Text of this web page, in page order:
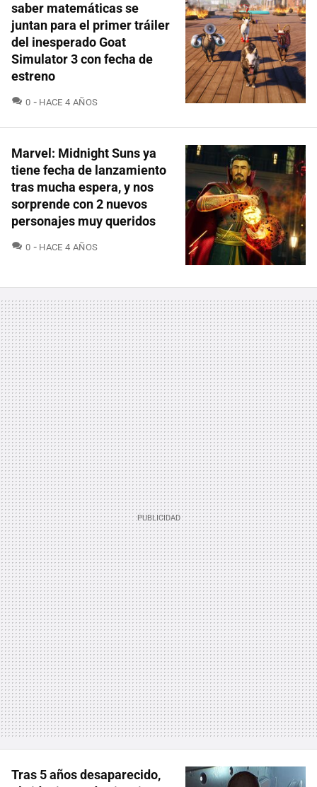
saber matemáticas se
juntan para el primer tráiler
del inesperado Goat
Simulator 3 con fecha de
estreno
0 COMENTARIOS
HACE 4 AÑOS
Marvel: Midnight Suns ya
tiene fecha de lanzamiento
tras mucha espera, y nos
sorprende con 2 nuevos
personajes muy queridos
0 COMENTARIOS
HACE 4 AÑOS
Tras 5 años desaparecido,